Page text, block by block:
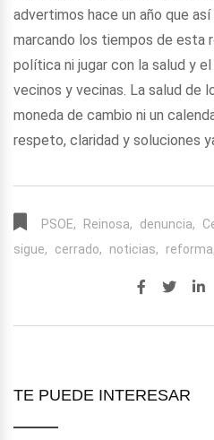
advertimos hace un año que
marcando los tiempos de esta
política ni jugar con la salud y
vecinos y vecinas. La salud de
moneda de cambio ni un
respeto, claridad y soluciones
PSOE, Reinosa, denuncia,
sigue,
cerrado, noticias, reforma,
TE PUEDE INTERESAR